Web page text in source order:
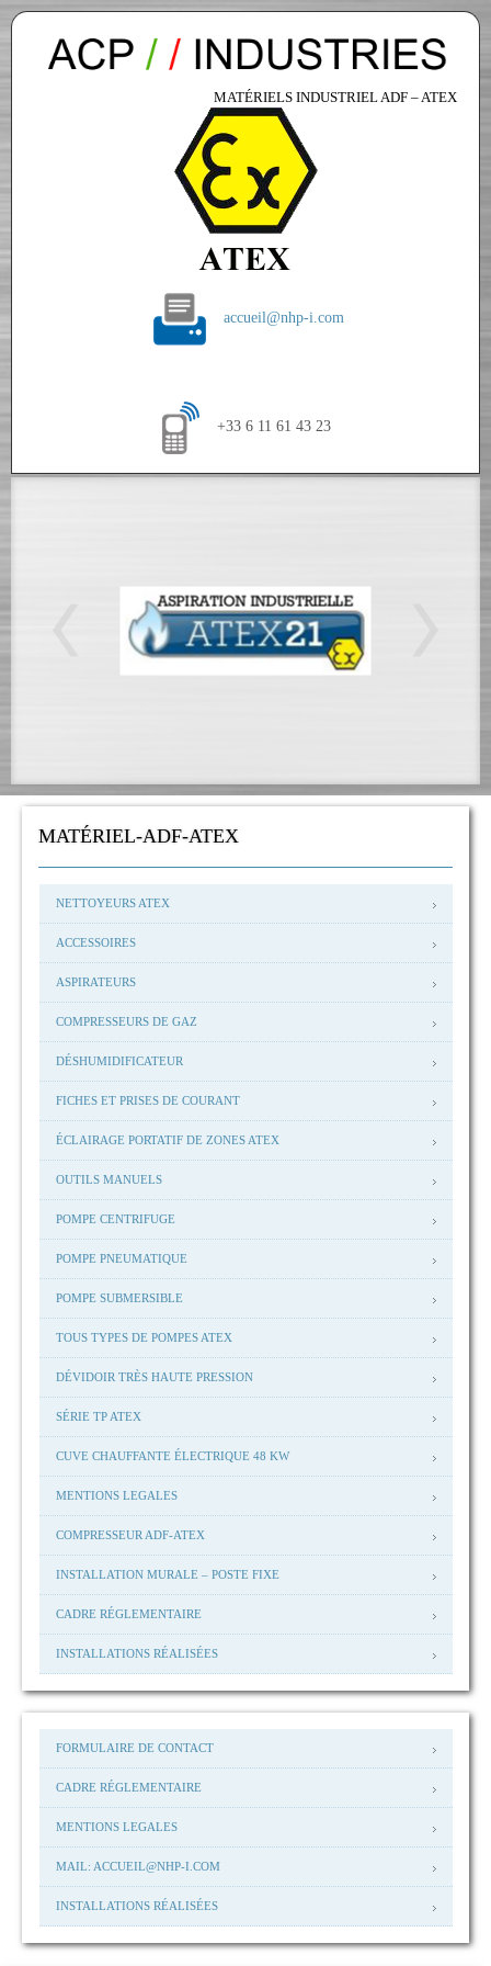
MATÉRIELS INDUSTRIEL ADF – ATEX
accueil@nhp-i.com
+33 6 11 61 43 23
MATÉRIEL-ADF-ATEX
NETTOYEURS ATEX
ACCESSOIRES
ASPIRATEURS
COMPRESSEURS DE GAZ
DÉSHUMIDIFICATEUR
FICHES ET PRISES DE COURANT
ÉCLAIRAGE PORTATIF DE ZONES ATEX
OUTILS MANUELS
POMPE CENTRIFUGE
POMPE PNEUMATIQUE
POMPE SUBMERSIBLE
TOUS TYPES DE POMPES ATEX
DÉVIDOIR TRÈS HAUTE PRESSION
SÉRIE TP ATEX
CUVE CHAUFFANTE ÉLECTRIQUE 48 KW
MENTIONS LEGALES
COMPRESSEUR ADF-ATEX
INSTALLATION MURALE – POSTE FIXE
CADRE RÉGLEMENTAIRE
INSTALLATIONS RÉALISÉES
FORMULAIRE DE CONTACT
CADRE RÉGLEMENTAIRE
MENTIONS LEGALES
MAIL: ACCUEIL@NHP-I.COM
INSTALLATIONS RÉALISÉES